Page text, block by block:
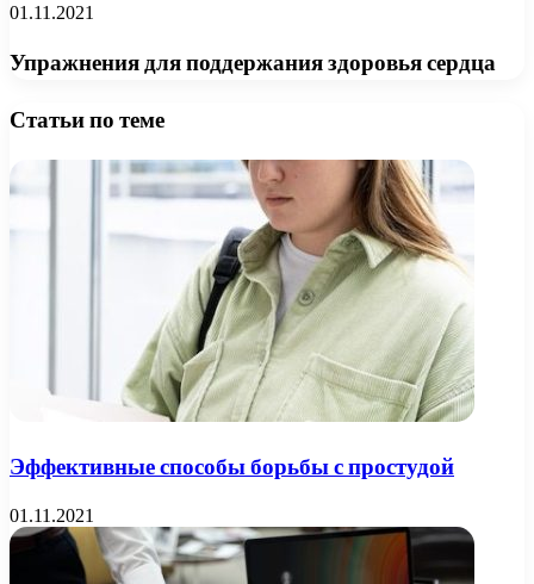
01.11.2021
Упражнения для поддержания здоровья сердца
Статьи по теме
Эффективные способы борьбы с простудой
01.11.2021